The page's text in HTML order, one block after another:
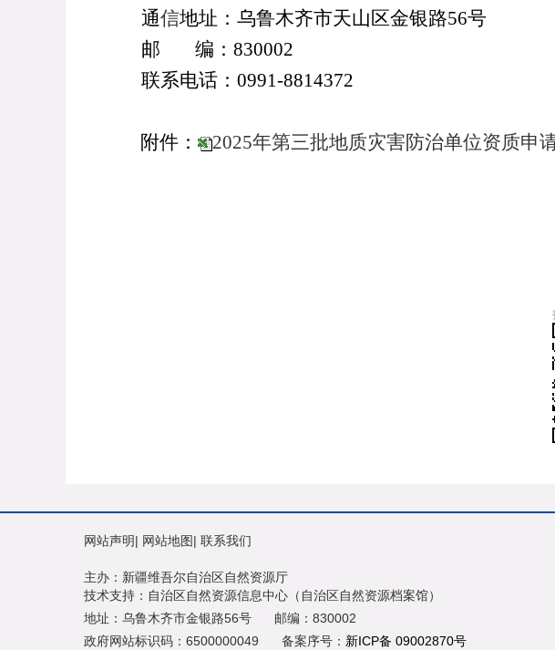
通信地址：乌鲁木齐市天山区金银路56号
邮
编： 830002
联系电话： 0991-8814372
附件： 2025年第三批地质灾害防治单位资质申
自治区
网站声明| 网站地图| 联系我们
主办：新疆维吾尔自治区自然资源厅
技术支持：自治区自然资源信息中心（自治区自然资源档案馆）
地址：乌鲁木齐市金银路56号
邮编：830002
政府网站标识码：6500000049
备案序号： 新ICP备 09002870号